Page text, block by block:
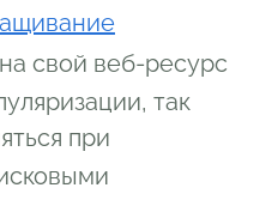
на свой веб-ресурс
так
при